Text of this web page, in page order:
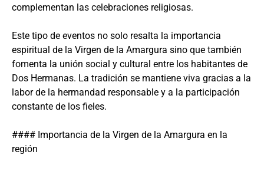
complementan las celebraciones religiosas.
Este tipo de eventos no solo resalta la importancia
espiritual de la Virgen de la Amargura sino que también
fomenta la unión social y cultural entre los habitantes de
Dos Hermanas. La tradición se mantiene viva gracias a la
labor de la hermandad responsable y a la participación
constante de los fieles.
#### Importancia de la Virgen de la Amargura en la
región